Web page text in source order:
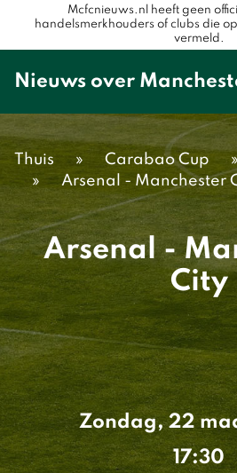
Mcfcnieuws.nl heeft geen
handelsmerkhouders of clubs die
vermeld.
Nieuws over
Thuis » Carabao Cup
»
Arsenal - Manchester
Arsenal -
City
Zondag, 22
17:30